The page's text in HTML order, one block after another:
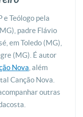
e Teólogo pela
padre Flávio
em Toledo (MG),
(MG). É autor
Nova , além
Canção Nova.
outras